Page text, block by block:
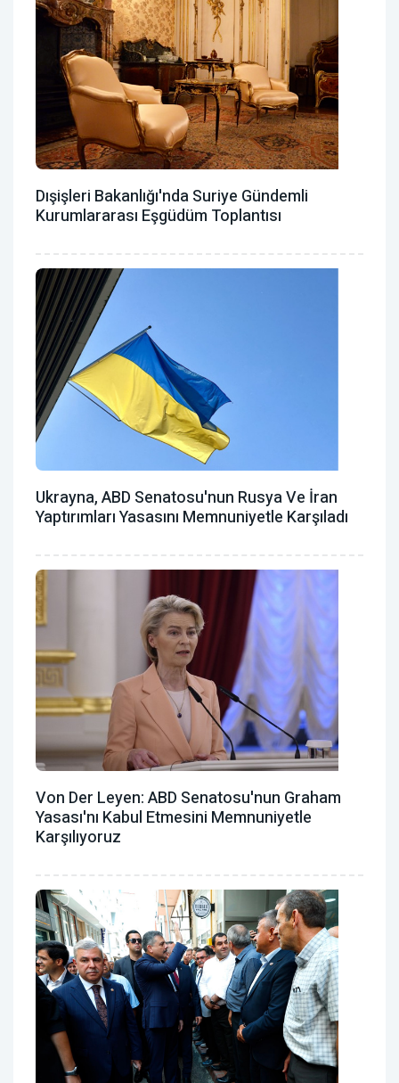
Dışişleri Bakanlığı'nda Suriye Gündemli
Kurumlararası Eşgüdüm Toplantısı
Ukrayna, ABD Senatosu'nun Rusya Ve İran
Yaptırımları Yasasını Memnuniyetle Karşıladı
Von Der Leyen: ABD Senatosu'nun Graham
Yasası'nı Kabul Etmesini Memnuniyetle
Karşılıyoruz